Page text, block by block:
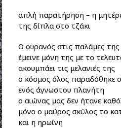
απλή παρατήρηση – η
της δίπλα στο τζάκι
Ο ουρανός στις παλάμες της
έμεινε μόνη της με το
ακουμπάει τις μελανιές της
ο κόσμος όλος παραδόθηκε
ενός άγνωστου πλανήτη
ο αιώνας μας δεν ήτανε
μόνο ο μαύρος σκύλος το
και η ηρωίνη